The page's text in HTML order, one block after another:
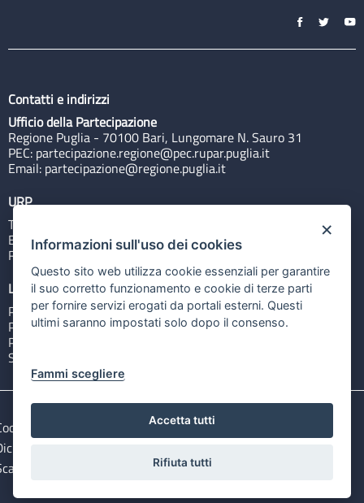
Contatti e indirizzi
Ufficio della Partecipazione
Regione Puglia - 70100 Bari, Lungomare N. Sauro 31
PEC: partecipazione.regione@pec.rupar.puglia.it
Email: partecipazione@regione.puglia.it
URP
Tel: 800713939
Email:quiregione@regione.puglia.it
Rubrica
Link utili
Portale Istituzionale
PO FESR Puglia 2014-2020
PSR Puglia 2014-2020
Sistema Puglia
e privacy
Note legali
di accessibilità
i file Open Data
×
Informazioni sull'uso dei cookies
Questo sito web utilizza cookie essenziali per garantire
il suo corretto funzionamento e cookie di terze parti
per fornire servizi erogati da portali esterni. Questi
ultimi saranno impostati solo dopo il consenso.
Fammi scegliere
Accetta tutti
Rifiuta tutti